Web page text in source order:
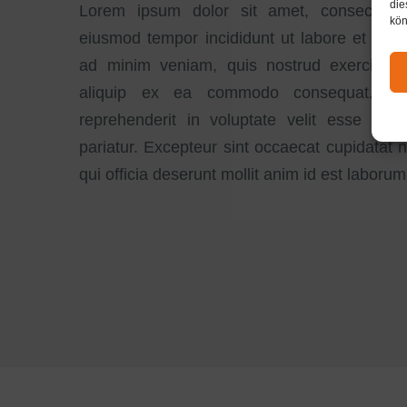
Lorem ipsum dolor sit amet,
eiusmod tempor incididunt ut labore et
ad minim veniam, quis nostrud
aliquip ex ea commodo consequat.
reprehenderit in voluptate velit esse
pariatur. Excepteur sint occaecat cupidatat
qui officia deserunt mollit anim id est